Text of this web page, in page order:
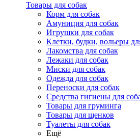
Товары для собак
Корм для собак
Амуниция для собак
Игрушки для собак
Клетки, будки, вольеры
Лакомства для собак
Лежаки для собак
Миски для собак
Одежда для собак
Переноски для собак
Средства гигиены для
Товары для груминга
Товары для щенков
Туалеты для собак
Ещё